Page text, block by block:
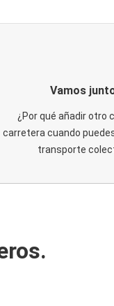
Vamos
¿Por qué añadir otro
carretera cuando
transporte